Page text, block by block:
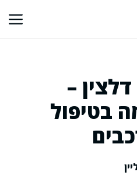
–
בטיפול